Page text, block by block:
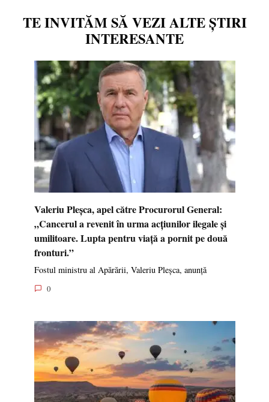
TE INVITĂM SĂ VEZI ALTE ȘTIRI
INTERESANTE
Valeriu Pleșca, apel către Procurorul General:
„Cancerul a revenit în urma acțiunilor ilegale și
umilitoare. Lupta pentru viață a pornit pe două
fronturi.”
Fostul ministru al Apărării, Valeriu Pleșca, anunță
0